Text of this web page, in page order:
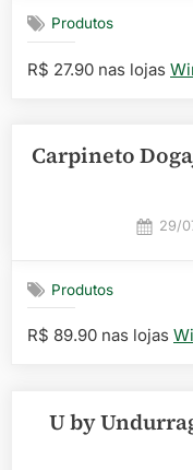
Produtos
R$ 27.90 nas lojas
Carpineto
29/
Produtos
R$ 89.90 nas lojas
U by